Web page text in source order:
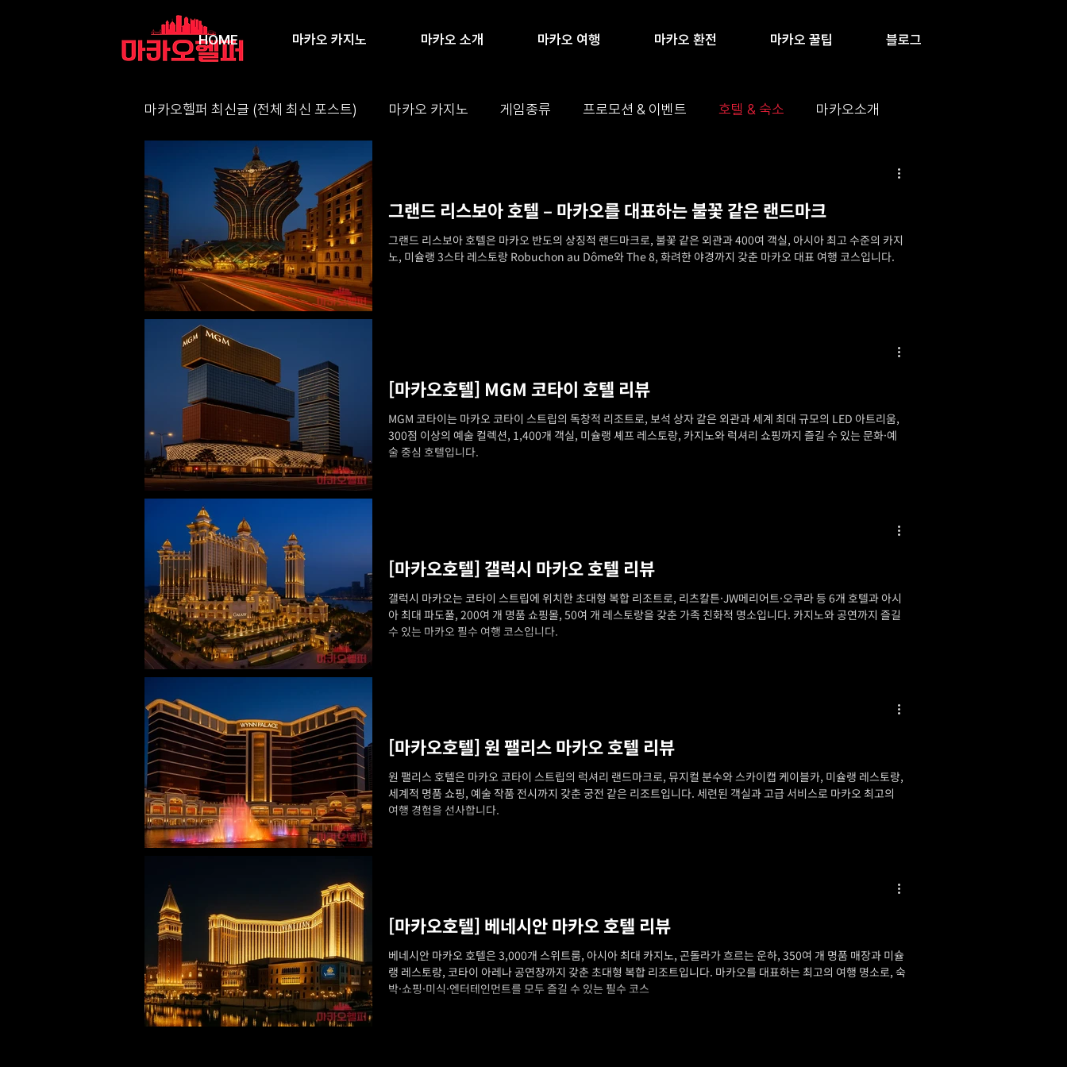
HOME 마카오 카지노 마카오 소개 마카오 여행 마카오 환전 마카오 꿀팁 블로그
마카오헬퍼 최신글 (전체 최신 포스트) 마카오 카지노 게임종류 프로모션 & 이벤트 호텔 & 숙소 마카오소개
마카오 맛집 마카오 유흥
그랜드 리스보아 호텔 – 마카오를 대표하는 불꽃 같은 랜드마크
그랜드 리스보아 호텔은 마카오 반도의 상징적 랜드마크로, 불꽃 같은 외관과 400여 객실, 아시아 최고 수준의 카지
노, 미슐랭 3스타 레스토랑 Robuchon au Dôme와 The 8, 화려한 야경까지 갖춘 마카오 대표 여행 코스입니다.
[마카오호텔] MGM 코타이 호텔 리뷰
MGM 코타이는 마카오 코타이 스트립의 독창적 리조트로, 보석 상자 같은 외관과 세계 최대 규모의 LED 아트리움,
300점 이상의 예술 컬렉션, 1,400개 객실, 미슐랭 셰프 레스토랑, 카지노와 럭셔리 쇼핑까지 즐길 수 있는 문화·예
술 중심 호텔입니다.
[마카오호텔] 갤럭시 마카오 호텔 리뷰
갤럭시 마카오는 코타이 스트립에 위치한 초대형 복합 리조트로, 리츠칼튼·JW메리어트·오쿠라 등 6개 호텔과 아시
아 최대 파도풀, 200여 개 명품 쇼핑몰, 50여 개 레스토랑을 갖춘 가족 친화적 명소입니다. 카지노와 공연까지 즐길
수 있는 마카오 필수 여행 코스입니다.
[마카오호텔] 원 팰리스 마카오 호텔 리뷰
원 팰리스 호텔은 마카오 코타이 스트립의 럭셔리 랜드마크로, 뮤지컬 분수와 스카이캡 케이블카, 미슐랭 레스토랑,
세계적 명품 쇼핑, 예술 작품 전시까지 갖춘 궁전 같은 리조트입니다. 세련된 객실과 고급 서비스로 마카오 최고의
여행 경험을 선사합니다.
[마카오호텔] 베네시안 마카오 호텔 리뷰
베네시안 마카오 호텔은 3,000개 스위트룸, 아시아 최대 카지노, 곤돌라가 흐르는 운하, 350여 개 명품 매장과 미슐
랭 레스토랑, 코타이 아레나 공연장까지 갖춘 초대형 복합 리조트입니다. 마카오를 대표하는 최고의 여행 명소로, 숙
박·쇼핑·미식·엔터테인먼트를 모두 즐길 수 있는 필수 코스